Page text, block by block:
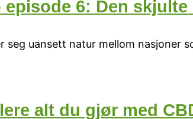
episode 6: Den
seg uansett natur mellom nasjoner
alt du gjør med